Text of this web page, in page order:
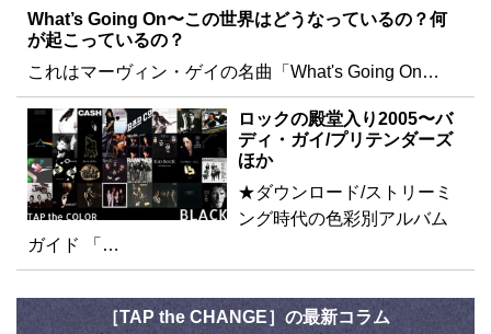
What’s Going On〜この世界はどうなっているの？何
が起こっているの？
これはマーヴィン・ゲイの名曲「What's Going On…
ロックの殿堂入り2005〜バ
ディ・ガイ/プリテンダーズ
ほか
★ダウンロード/ストリーミ
ング時代の色彩別アルバム
ガイド 「…
［TAP the CHANGE］の最新コラム